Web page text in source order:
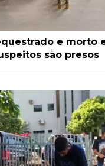
e morto
são presos